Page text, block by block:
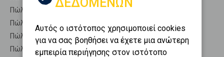
Πώληση Οικόπεδα ΩΛΕΝΙΑ
Πώληση Αγροτεμάχια ΑΙΓΕΙΡΑ - Οικονομαίικα
Πώληση Δασικές εκτάσεις ΑΙΓΕΙΡΑ - Οικονομαίικα
Πώληση Εκτάσεις ΑΙΓΕΙΡΑ - Οικονομαίικα
Αυτός ο ιστότοπος χρησιμοποιεί cookies
για να σας βοηθήσει να έχετε μια ανώτερη
εμπειρία περιήγησης στον ιστότοπο